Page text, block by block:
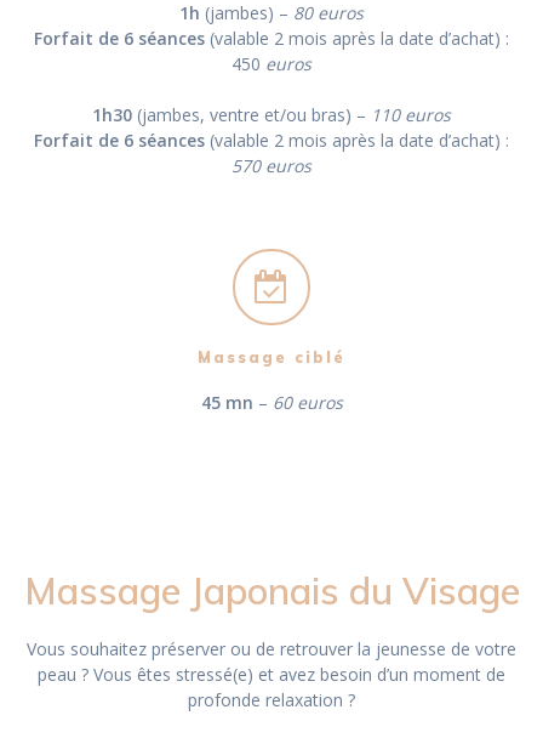
1h (jambes) – 80 euros
Forfait de 6 séances (valable 2 mois après la date d’achat) :
450 euros
1h30 (jambes, ventre et/ou bras) – 110 euros
Forfait de 6 séances (valable 2 mois après la date d’achat) :
570 euros
Massage ciblé
45 mn – 60 euros
Massage Japonais du Visage
Vous souhaitez préserver ou de retrouver la jeunesse de votre
peau ? Vous êtes stressé(e) et avez besoin d’un moment de
profonde relaxation ?